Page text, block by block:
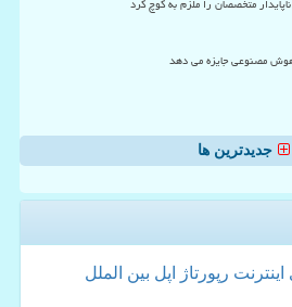
هوش مصنوعی جایزه می دهد
جدیدترین ها
اینترنت رپورتاژ اپل بین الملل